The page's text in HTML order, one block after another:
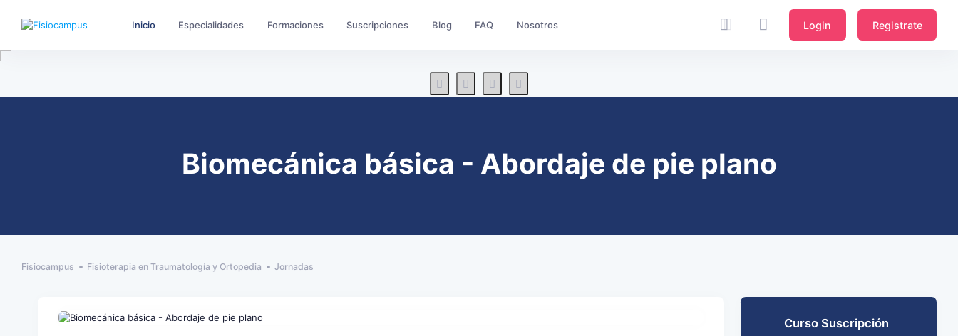
Inicio Especialidades Formaciones Suscripciones Blog FAQ Nosotros Login Registrate
Biomecánica básica - Abordaje de pie plano
Fisiocampus Fisioterapia en Traumatología y Ortopedia Jornadas
Curso Suscripción